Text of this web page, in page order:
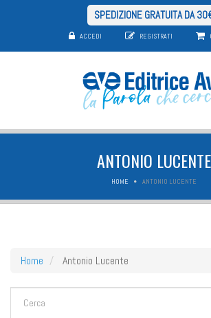
SPEDIZIONE GRATUITA DA
ACCEDI REGISTRATI
ANTONIO LUCENTE
HOME ANTONIO LUCENTE
Home Antonio Lucente
FORM DI RICERCA